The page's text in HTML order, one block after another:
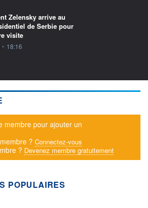
Zelensky arrive au
de Serbie pour
visite
par
• 18:16
membre pour ajouter un
? Connectez-vous
? Devenez membre gratuitement
POPULAIRES